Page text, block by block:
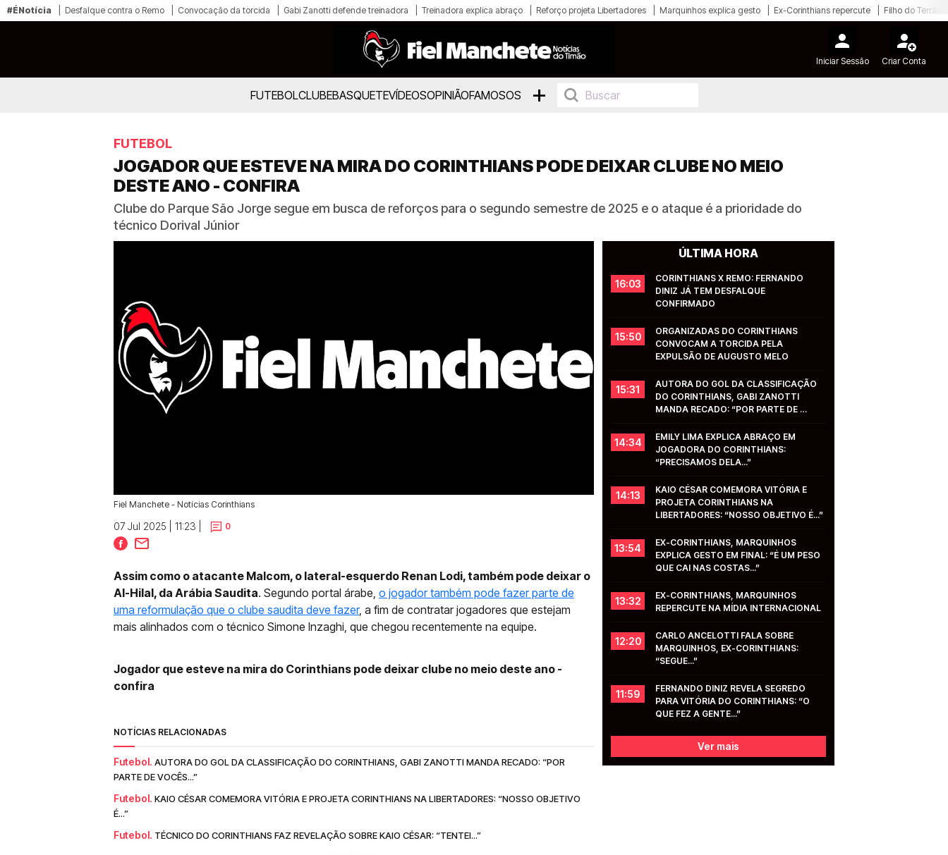
#ÉNotícia Desfalque contra o Remo Convocação da torcida Gabi Zanotti defende treinadora Treinadora explica abraço Reforço projeta Libertadores Marquinhos explica gesto Ex-Corinthians repercute Filho do Terrão
Iniciar Sessão Criar Conta
FUTEBOLCLUBEBASQUETEVÍDEOSOPINIÃOFAMOSOS +
FUTEBOL
JOGADOR QUE ESTEVE NA MIRA DO CORINTHIANS PODE DEIXAR CLUBE NO MEIO
DESTE ANO - CONFIRA
Clube do Parque São Jorge segue em busca de reforços para o segundo semestre de 2025 e o ataque é a prioridade do
técnico Dorival Júnior
Fiel Manchete - Notícias Corinthians
07 Jul 2025 | 11:23 | 0
Assim como o atacante Malcom, o lateral-esquerdo Renan Lodi, também pode deixar o
Al-Hilal, da Arábia Saudita. Segundo portal árabe, o jogador também pode fazer parte de
uma reformulação que o clube saudita deve fazer, a fim de contratar jogadores que estejam
mais alinhados com o técnico Simone Inzaghi, que chegou recentemente na equipe.
Jogador que esteve na mira do Corinthians pode deixar clube no meio deste ano -
confira
NOTÍCIAS RELACIONADAS
Futebol. AUTORA DO GOL DA CLASSIFICAÇÃO DO CORINTHIANS, GABI ZANOTTI MANDA RECADO: “POR
PARTE DE VOCÊS...”
Futebol. KAIO CÉSAR COMEMORA VITÓRIA E PROJETA CORINTHIANS NA LIBERTADORES: “NOSSO OBJETIVO
É...”
Futebol. TÉCNICO DO CORINTHIANS FAZ REVELAÇÃO SOBRE KAIO CÉSAR: “TENTEI...”
ÚLTIMA HORA
16:03
CORINTHIANS X REMO: FERNANDO
DINIZ JÁ TEM DESFALQUE
CONFIRMADO
15:50
ORGANIZADAS DO CORINTHIANS
CONVOCAM A TORCIDA PELA
EXPULSÃO DE AUGUSTO MELO
15:31
AUTORA DO GOL DA CLASSIFICAÇÃO
DO CORINTHIANS, GABI ZANOTTI
MANDA RECADO: “POR PARTE DE
14:34
EMILY LIMA EXPLICA ABRAÇO EM
JOGADORA DO CORINTHIANS:
“PRECISAMOS DELA...”
14:13
KAIO CÉSAR COMEMORA VITÓRIA E
PROJETA CORINTHIANS NA
LIBERTADORES: “NOSSO OBJETIVO É...”
13:54
EX-CORINTHIANS, MARQUINHOS
EXPLICA GESTO EM FINAL: “É UM PESO
QUE CAI NAS COSTAS...”
13:32
EX-CORINTHIANS, MARQUINHOS
REPERCUTE NA MÍDIA INTERNACIONAL
12:20
CARLO ANCELOTTI FALA SOBRE
MARQUINHOS, EX-CORINTHIANS:
“SEGUE...”
11:59
FERNANDO DINIZ REVELA SEGREDO
PARA VITÓRIA DO CORINTHIANS: “O
QUE FEZ A GENTE...”
Ver mais